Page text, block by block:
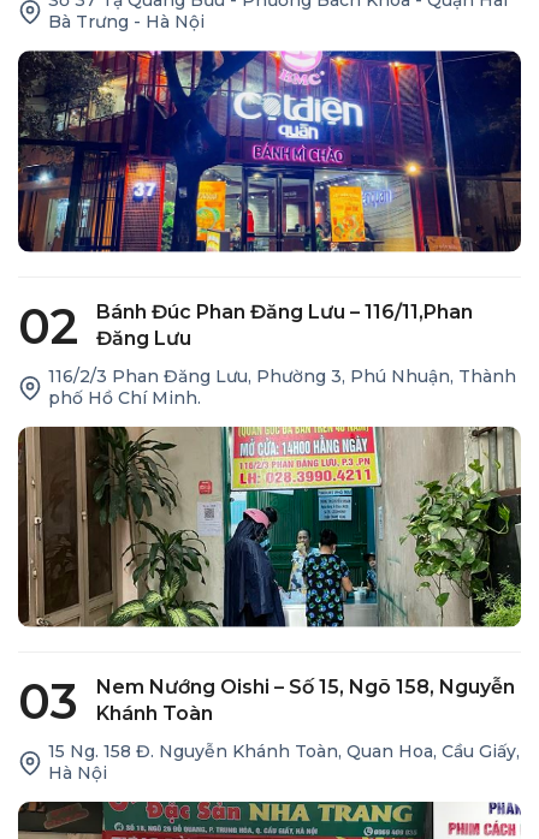
Bà Trưng - Hà Nội
02
Bánh Đúc Phan Đăng Lưu – 116/11,Phan
Đăng Lưu
116/2/3 Phan Đăng Lưu, Phường 3, Phú Nhuận, Thành
phố Hồ Chí Minh.
03
Nem Nướng Oishi – Số 15, Ngõ 158, Nguyễn
Khánh Toàn
15 Ng. 158 Đ. Nguyễn Khánh Toàn, Quan Hoa, Cầu Giấy,
Hà Nội